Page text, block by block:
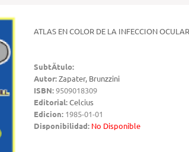
ATLAS EN COLOR DE LA INFECCION OCULAR
SubtÃ­tulo:
Autor:Zapater, Brunzzini
ISBN:9509018309
Editorial:Celcius
Edicion: 1985-01-01
Disponibilidad: No Disponible